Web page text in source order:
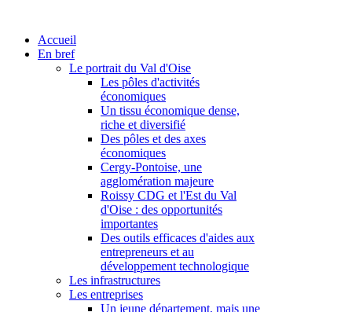
Accueil
En bref
Le portrait du Val d'Oise
Les pôles d'activités
économiques
Un tissu économique dense,
riche et diversifié
Des pôles et des axes
économiques
Cergy-Pontoise, une
agglomération majeure
Roissy CDG et l'Est du Val
d'Oise : des opportunités
importantes
Des outils efficaces d'aides aux
entrepreneurs et au
développement technologique
Les infrastructures
Les entreprises
Un jeune département, mais une